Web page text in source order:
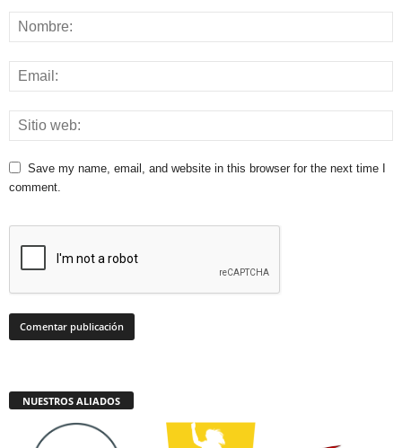
Save my name, email, and website in this browser for the next time I
comment.
NUESTROS ALIADOS